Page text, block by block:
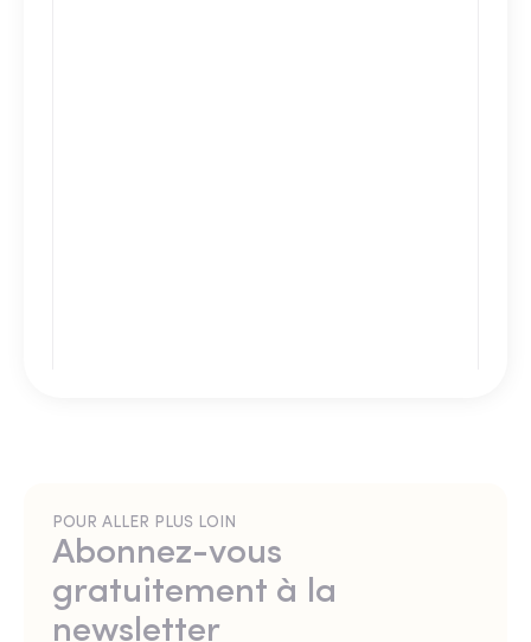
POUR ALLER PLUS LOIN
Abonnez-vous
gratuitement à la
newsletter